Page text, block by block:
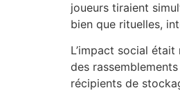
joueurs tiraient
bien que rituelles,
L’impact social
des
récipients de